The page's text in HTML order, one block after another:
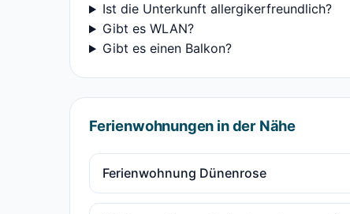
Ist die Unterkunft allergikerfreundlich?
Gibt es WLAN?
Gibt es einen Balkon?
Ferienwohnungen in der Nähe
Ferienwohnung Dünenrose